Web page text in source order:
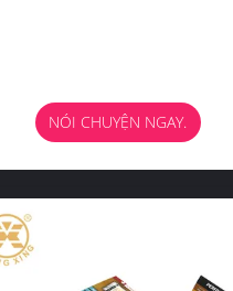
NÓI CHUYỆN NGAY.